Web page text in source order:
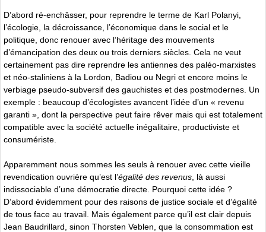
D’abord ré-enchâsser, pour reprendre le terme de Karl Polanyi,
l’écologie, la décroissance, l’économique dans le social et le
politique, donc renouer avec l’héritage des mouvements
d’émancipation des deux ou trois derniers siècles. Cela ne veut
certainement pas dire reprendre les antiennes des paléo-marxistes
et néo-staliniens à la Lordon, Badiou ou Negri et encore moins le
verbiage pseudo-subversif des gauchistes et des postmodernes. Un
exemple : beaucoup d’écologistes avancent l’idée d’un « revenu
garanti », dont la perspective peut faire rêver mais qui est totalement
compatible avec la société actuelle inégalitaire, productiviste et
consumériste.
Apparemment nous sommes les seuls à renouer avec cette vieille
revendication ouvrière qu’est l’égalité des revenus , là aussi
indissociable d’une démocratie directe. Pourquoi cette idée ?
D’abord évidemment pour des raisons de justice sociale et d’égalité
de tous face au travail. Mais également parce qu’il est clair depuis
Jean Baudrillard, sinon Thorsten Veblen, que la consommation est